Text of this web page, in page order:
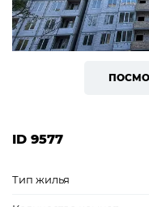
ID 9577
Тип жилья